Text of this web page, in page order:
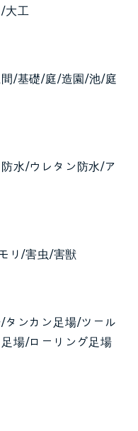
工
/基礎/庭/造園/池/庭
水/ウレタン防水/ア
リ/害虫/害獣
タンカン足場/ツール
場/ローリング足場